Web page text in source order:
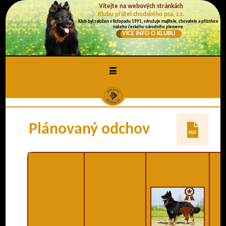
Vítejte na webových stránkách
Klubu přátel chodského psa, z.s.
Klub byl založen v listopadu 1991, sdružuje majitele, chovatele a příznivce
našeho českého národního plemene.
VÍCE INFO O KLUBU
≡
Plánovaný odchov